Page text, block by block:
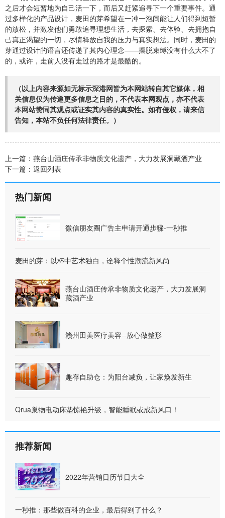
之后才会短暂地为自己活一下，而后又赶紧追寻下一个重要事件。通
过多样化的产品设计，麦田的芽希望在一冲一泡间能让人们得到短暂
的放松，并激发他们勇敢追寻理想生活，去探索、去体验、去拥抱自
己真正渴望的一切，尽情释放自我的压力与真实想法。同时，麦田的
芽通过设计的语言还传递了其内心理念——摆脱束缚没有什么大不了
的，或许，走前人没有走过的路才是最酷的。
（以上内容来源如无标示深港网皆为本网站转自其它媒体，相
关信息仅为传递更多信息之目的，不代表本网观点，亦不代表
本网站赞同其观点或证实其内容的真实性。如有侵权，请来信
告知，本站不负任何法律责任。）
上一篇： 燕台山酒庄传承非物质文化遗产，大力发展洞藏酒产业
下一篇： 返回列表
热门新闻
微信朋友圈广告主申请开通步骤-一秒推
麦田的芽：以杯中艺术独白，诠释个性潮流新风尚
燕台山酒庄传承非物质文化遗产，大力发展洞
藏酒产业
赣州田美医疗美容--放心做整形
趣存自助仓：为阳台减负，让家焕发新生
Qrua巢物电动床垫惊艳升级，智能睡眠或成新风口！
推荐新闻
2022年营销日历节日大全
一秒推：那些做百科的企业，最后得到了什么？